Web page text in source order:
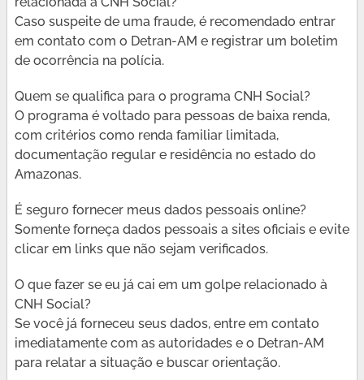
Caso suspeite de uma fraude, é recomendado entrar
em contato com o Detran-AM e registrar um boletim
de ocorrência na polícia.
Quem se qualifica para o programa CNH Social?
O programa é voltado para pessoas de baixa renda,
com critérios como renda familiar limitada,
documentação regular e residência no estado do
Amazonas.
É seguro fornecer meus dados pessoais online?
Somente forneça dados pessoais a sites oficiais e evite
clicar em links que não sejam verificados.
O que fazer se eu já cai em um golpe relacionado à
CNH Social?
Se você já forneceu seus dados, entre em contato
imediatamente com as autoridades e o Detran-AM
para relatar a situação e buscar orientação.